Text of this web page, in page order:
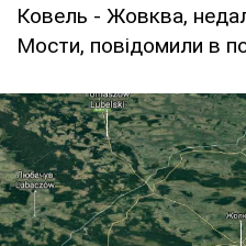
Ковель - Жовква,
Мости, повідомили в